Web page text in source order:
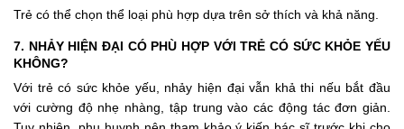
Trẻ có thể chọn thể loại phù hợp dựa trên sở thích và khả năng.
7. NHẢY HIỆN ĐẠI CÓ PHÙ HỢP VỚI TRẺ CÓ SỨC KHỎE YẾU
KHÔNG?
Với trẻ có sức khỏe yếu, nhảy hiện đại vẫn khả thi nếu bắt đầu
với cường độ nhẹ nhàng, tập trung vào các động tác đơn giản.